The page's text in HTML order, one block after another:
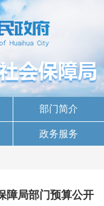
部门简介
政务服务
障局部门预算公开